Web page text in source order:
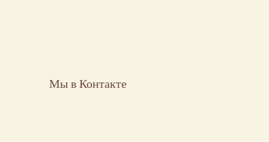
Мы в Контакте